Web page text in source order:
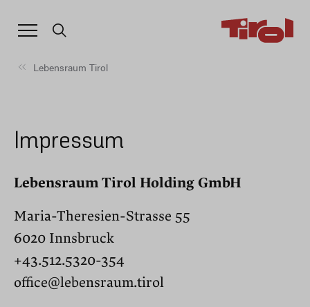
Lebensraum Tirol
Impressum
Lebensraum Tirol Holding GmbH
Maria-Theresien-Strasse 55
6020 Innsbruck
+43.512.5320-354
office@lebensraum.tirol